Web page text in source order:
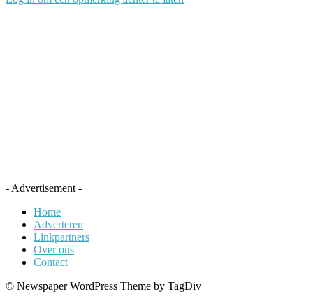
- Advertisement -
Home
Adverteren
Linkpartners
Over ons
Contact
© Newspaper WordPress Theme by TagDiv